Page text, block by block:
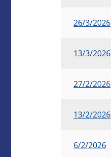
26/3/2026
13/3/2026
27/2/2026
13/2/2026
6/2/2026